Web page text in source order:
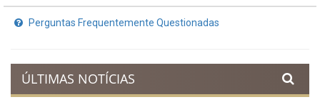
Perguntas Frequentemente Questionadas
ÚLTIMAS NOTÍCIAS